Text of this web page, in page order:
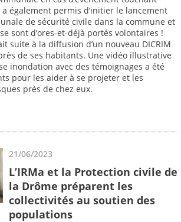
également permis d’initier le lancement
de sécurité civile dans la commune et
sont d’ores-et-déjà portés volontaires !
suite à la diffusion d’un nouveau DICRIM
de ses habitants. Une vidéo illustrative
inondation avec des témoignages a été
pour les aider à se projeter et les
près de chez eux.
21/06/2023
L’IRMa et la Protection civile de
la Drôme préparent les
collectivités au soutien des
populations